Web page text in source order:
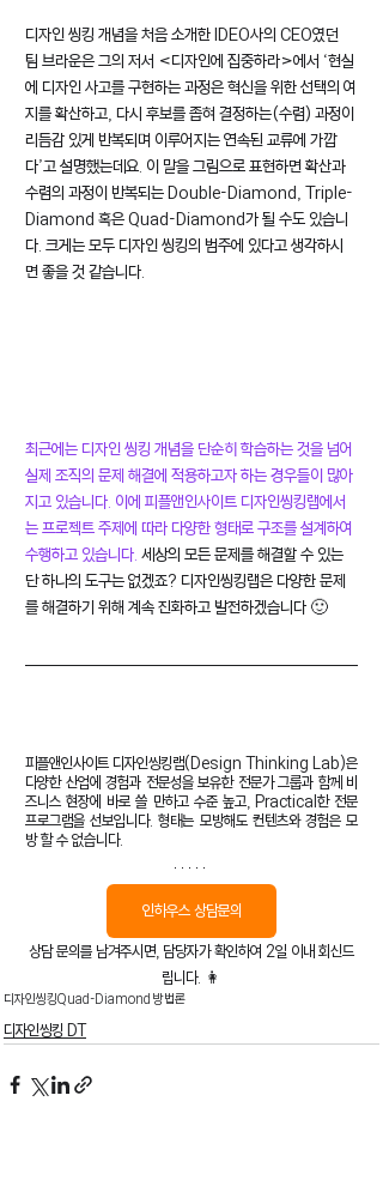
디자인 씽킹 개념을 처음 소개한 IDEO사의 CEO였던
팀 브라운은 그의 저서 <디자인에 집중하라>에서 ‘현실
에 디자인 사고를 구현하는 과정은 혁신을 위한 선택의 여
지를 확산하고, 다시 후보를 좁혀 결정하는(수렴) 과정이
리듬감 있게 반복되며 이루어지는 연속된 교류에 가깝
다’고 설명했는데요. 이 말을 그림으로 표현하면 확산과
수렴의 과정이 반복되는 Double-Diamond, Triple-
Diamond 혹은 Quad-Diamond가 될 수도 있습니
다. 크게는 모두 디자인 씽킹의 범주에 있다고 생각하시
면 좋을 것 같습니다.
최근에는 디자인 씽킹 개념을 단순히 학습하는 것을 넘어
실제 조직의 문제 해결에 적용하고자 하는 경우들이 많아
지고 있습니다. 이에 피플앤인사이트 디자인씽킹랩에서
는 프로젝트 주제에 따라 다양한 형태로 구조를 설계하여
수행하고 있습니다. 세상의 모든 문제를 해결할 수 있는
단 하나의 도구는 없겠죠? 디자인씽킹랩은 다양한 문제
를 해결하기 위해 계속 진화하고 발전하겠습니다 🙂
피플앤인사이트 디자인씽킹랩(Design Thinking Lab)은
다양한 산업에 경험과 전문성을 보유한 전문가 그룹과 함께 비
즈니스 현장에 바로 쓸 만하고 수준 높고, Practical한 전문
프로그램을 선보입니다. 형태는 모방해도 컨텐츠와 경험은 모
방 할 수 없습니다.
인하우스 상담문의
상담 문의를 남겨주시면, 담당자가 확인하여 2일 이내 회신드
립니다. 👩
디자인씽킹Quad-Diamond 방법론
디자인씽킹 DT